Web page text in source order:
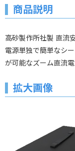
商品説明
高砂製作所社製 直流
電源単独で簡単なシ
が可能なズーム直流電
拡大画像